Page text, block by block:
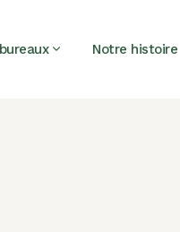
Notre histoire